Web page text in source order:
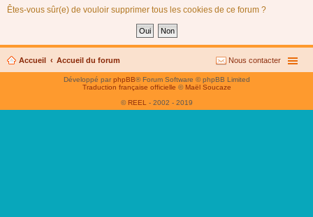
Êtes-vous sûr(e) de vouloir supprimer tous les cookies de ce forum ?
Accueil Accueil du forum Nous contacter
Développé parphpBB® Forum Software © phpBB Limited
Traduction française officielle © Maël Soucaze
© REEL - 2002 - 2019